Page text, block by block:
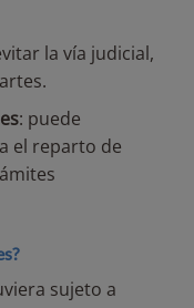
la vía judicial,
: puede
el reparto de
sujeto a